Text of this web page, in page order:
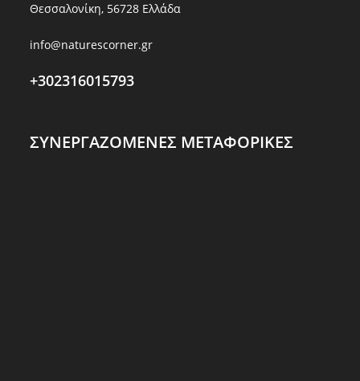
Θεσσαλονίκη, 56728 Ελλάδα
info@naturescorner.gr
+302316015793
ΣΥΝΕΡΓΑΖΟΜΕΝΕΣ ΜΕΤΑΦΟΡΙΚΕΣ